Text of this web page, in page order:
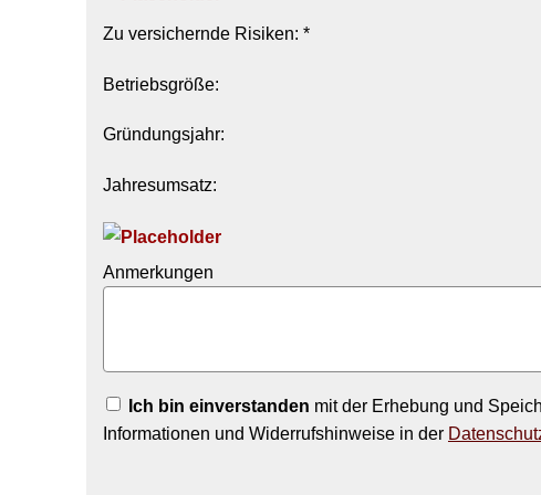
Zu ver­sichernde Risiken: *
Betriebsgröße:
Gründungsjahr:
Jahresumsatz:
Anmerkungen
Ich bin einverstanden mit der Erhebung und
Informationen und Widerrufshinweise in der